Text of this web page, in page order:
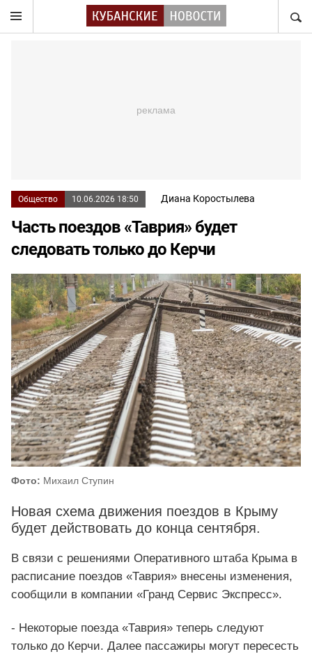
Общество 10.06.2026 18:50 Диана Коростылева
Часть поездов «Таврия» будет
следовать только до Керчи
Фото: Михаил Ступин
Новая схема движения поездов в Крыму
будет действовать до конца сентября.
В связи с решениями Оперативного штаба Крыма в
расписание поездов «Таврия» внесены изменения,
сообщили в компании «Гранд Сервис Экспресс».
- Некоторые поезда «Таврия» теперь следуют
только до Керчи. Далее пассажиры могут пересесть